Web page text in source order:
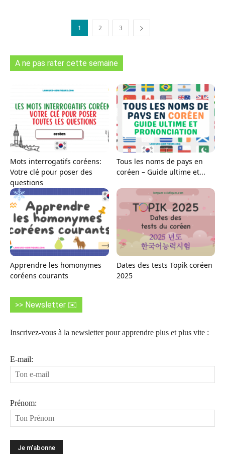
1 2 3
A ne pas rater cette semaine
Mots interrogatifs coréens:
Votre clé pour poser des
questions
Tous les noms de pays en
coréen – Guide ultime et...
Apprendre les homonymes
coréens courants
Dates des tests Topik coréen
2025
>> Newsletter ✉️
Inscrivez-vous à la newsletter pour apprendre plus et plus vite :
E-mail:
Prénom: